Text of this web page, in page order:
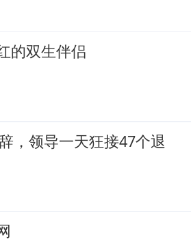
的双生伴侣
，领导一天狂接47个退